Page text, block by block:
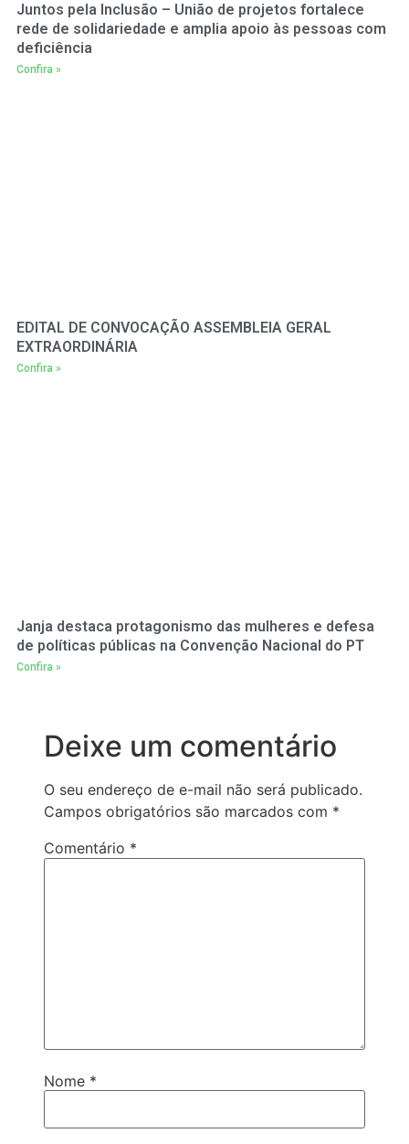
Juntos pela Inclusão – União de projetos fortalece
rede de solidariedade e amplia apoio às pessoas com
deficiência
Confira »
EDITAL DE CONVOCAÇÃO ASSEMBLEIA GERAL
EXTRAORDINÁRIA
Confira »
Janja destaca protagonismo das mulheres e defesa
de políticas públicas na Convenção Nacional do PT
Confira »
Deixe um comentário
O seu endereço de e-mail não será publicado.
Campos obrigatórios são marcados com *
Comentário *
Nome *